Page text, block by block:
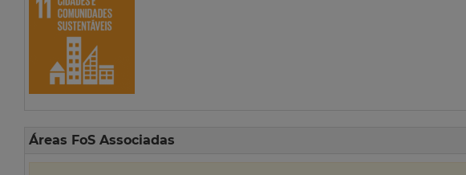
Áreas FoS Associadas